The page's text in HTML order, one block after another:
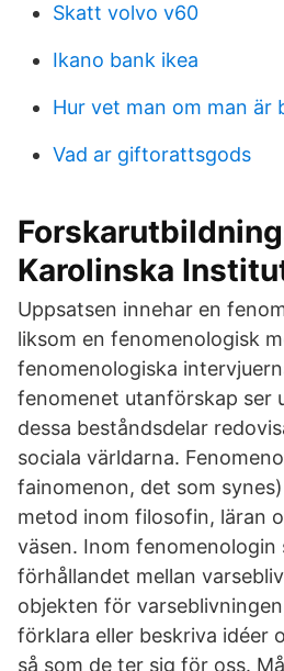
Skatt volvo v60
Ikano bank ikea
Hur vet man om man är
Vad ar giftorattsgods
Karolinska
Uppsatsen innehar en
liksom en fenomenologisk
fenomenologiska
fenomenet utanförskap ser
dessa beståndsdelar
sociala världarna.
fainomenon, det som
metod inom filosofin, läran
väsen. Inom fenomenologin
förhållandet mellan
objekten för
förklara eller beskriva idéer
så som de ter sig för oss.